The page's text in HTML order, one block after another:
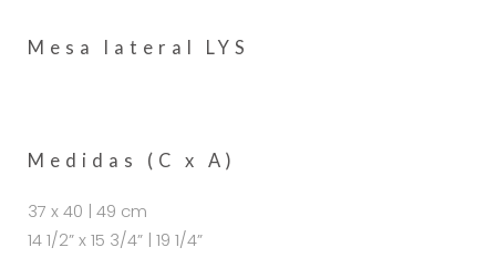
Mesa lateral LYS
Medidas (C x A)
37 x 40 | 49 cm
14 1/2” x 15 3/4” | 19 1/4”